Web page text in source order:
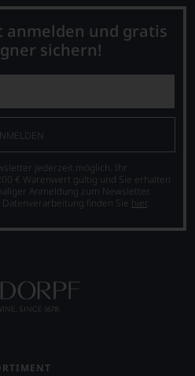
anmelden und gratis
sichern!
jederzeit möglich. Ihr
€ Warenwert gültig und Sie erhalten
Anmeldung zum Newsletter.
finden Sie hier.